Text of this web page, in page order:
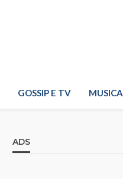
GOSSIP E TV MUSICA
ADS